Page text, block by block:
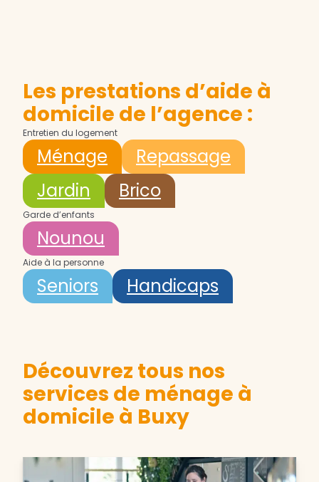
Les prestations d’aide à
domicile de l’agence :
Entretien du logement
Ménage
Repassage
Jardin
Brico
Garde d’enfants
Nounou
Aide à la personne
Seniors Handicaps
Découvrez tous nos
services de ménage à
domicile à Buxy